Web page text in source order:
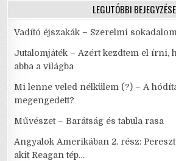
LEGUTÓBBI
Vadító éjszakák – Szerelmi
Jutalomjáték – Azért kezdtem el írni,
abba a világba
Mi lenne veled nélkülem (?) – A
megengedett?
Művészet – Barátság és tabula rasa
Angyalok Amerikában 2. rész:
akit Reagan tép…